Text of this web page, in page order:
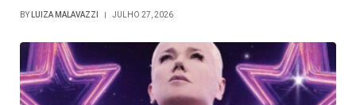
BY LUIZA MALAVAZZI JULHO 27, 2026